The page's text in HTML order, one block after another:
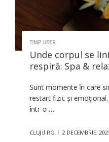
TIMP LIBER
Unde corpul se
respiră: Spa &
Sunt momente în care
restart fizic şi
într-o …
CLUJU.RO 2 DECEMBRIE,